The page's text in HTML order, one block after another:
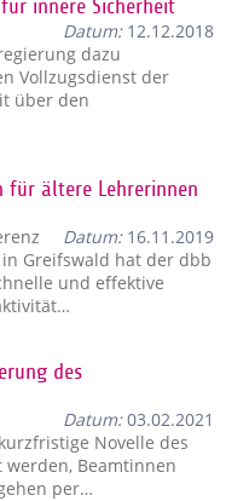
innere Sicherheit
Datum:12.12.2018
dazu
Vollzugsdienst der
über den
ältere Lehrerinnen
Datum:16.11.2019
Greifswald hat der dbb
und effektive
des
Datum:03.02.2021
Novelle des
Beamtinnen
per…